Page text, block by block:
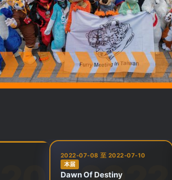
2022-07-08 至 2022-07-10
本届
Dawn Of Destiny